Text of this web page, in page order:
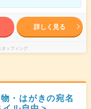
詳しく見る
ッフィング
・はがきの宛名